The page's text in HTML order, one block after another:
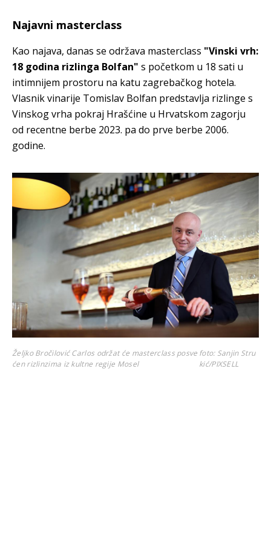
Najavni masterclass
Kao najava, danas se održava masterclass "Vinski vrh:
18 godina rizlinga Bolfan" s početkom u 18 sati u
intimnijem prostoru na katu zagrebačkog hotela.
Vlasnik vinarije Tomislav Bolfan predstavlja rizlinge s
Vinskog vrha pokraj Hrašćine u Hrvatskom zagorju
od recentne berbe 2023. pa do prve berbe 2006.
godine.
Željko Bročilović Carlos održat će masterclass posve
ćen rizlinzima iz kultne regije Mosel
foto: Sanjin Stru
kić/PIXSELL